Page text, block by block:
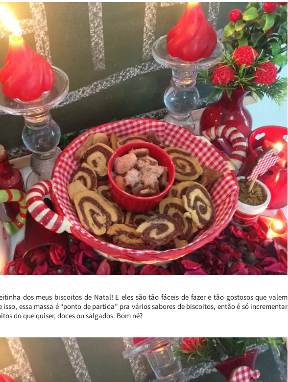
dos meus biscoitos de Natal! E eles são tão fáceis de fazer e tão gostosos que valem
essa massa é “ponto de partida” pra vários sabores de biscoitos, então é só incrementar
do que quiser, doces ou salgados. Bom né?